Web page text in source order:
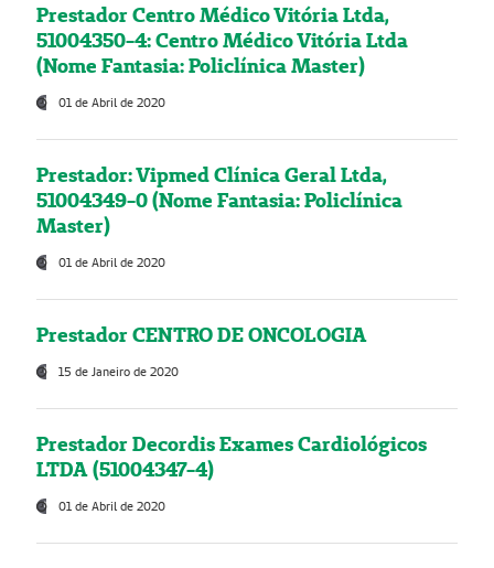
Prestador Centro Médico Vitória Ltda,
51004350-4: Centro Médico Vitória Ltda
(Nome Fantasia: Policlínica Master)
01 de Abril de 2020
Prestador: Vipmed Clínica Geral Ltda,
51004349-0 (Nome Fantasia: Policlínica
Master)
01 de Abril de 2020
Prestador CENTRO DE ONCOLOGIA
15 de Janeiro de 2020
Prestador Decordis Exames Cardiológicos
LTDA (51004347-4)
01 de Abril de 2020